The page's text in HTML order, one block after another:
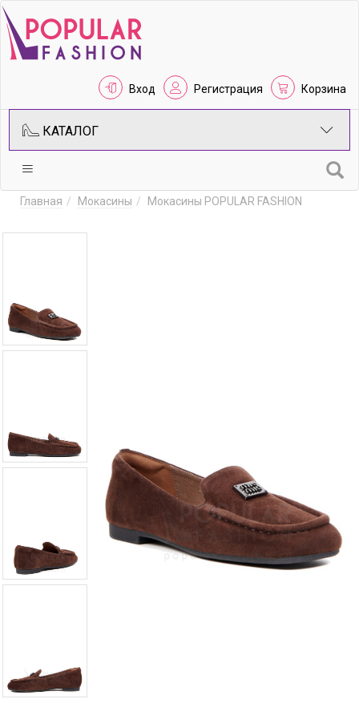
Вход Регистрация Корзина
КАТАЛОГ
Главная Мокасины Мокасины POPULAR FASHION